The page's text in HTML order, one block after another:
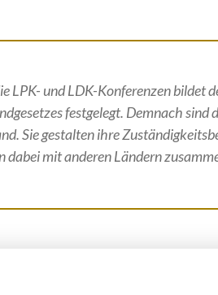
LPK- und LDK-Konferenzen bildet
festgelegt. Demnach sind
Sie gestalten ihre
dabei mit anderen Ländern